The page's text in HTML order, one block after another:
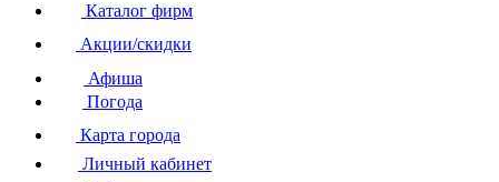
Каталог фирм
Акции/скидки
Афиша
Погода
Карта города
Личный кабинет